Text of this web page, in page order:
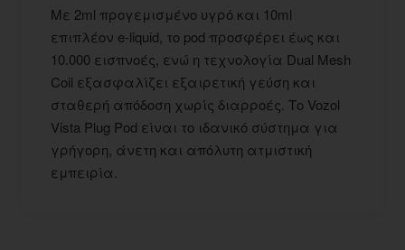
Με 2ml προγεμισμένο υγρό και 10ml
επιπλέον e-liquid, το pod προσφέρει έως και
10.000 εισπνοές, ενώ η τεχνολογία Dual Mesh
Coil εξασφαλίζει εξαιρετική γεύση και
σταθερή απόδοση χωρίς διαρροές. Το Vozol
Vista Plug Pod είναι το ιδανικό σύστημα για
γρήγορη, άνετη και απόλυτη ατμιστική
εμπειρία.